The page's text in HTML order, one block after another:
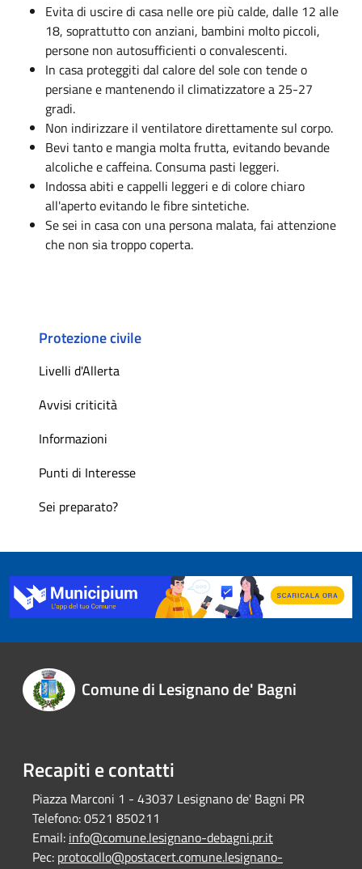
Evita di uscire di casa nelle ore più calde, dalle 12 alle
18, soprattutto con anziani, bambini molto piccoli,
persone non autosufficienti o convalescenti.
In casa proteggiti dal calore del sole con tende o
persiane e mantenendo il climatizzatore a 25-27
gradi.
Non indirizzare il ventilatore direttamente sul corpo.
Bevi tanto e mangia molta frutta, evitando bevande
alcoliche e caffeina. Consuma pasti leggeri.
Indossa abiti e cappelli leggeri e di colore chiaro
all'aperto evitando le fibre sintetiche.
Se sei in casa con una persona malata, fai attenzione
che non sia troppo coperta.
Protezione civile
Livelli d'Allerta
Avvisi criticità
Informazioni
Punti di Interesse
Sei preparato?
Comune di Lesignano de' Bagni
Recapiti e contatti
Piazza Marconi 1 - 43037 Lesignano de' Bagni PR
Telefono:0521 850211
Email: info@comune.lesignano-debagni.pr.it
Pec: protocollo@postacert.comune.lesignano-